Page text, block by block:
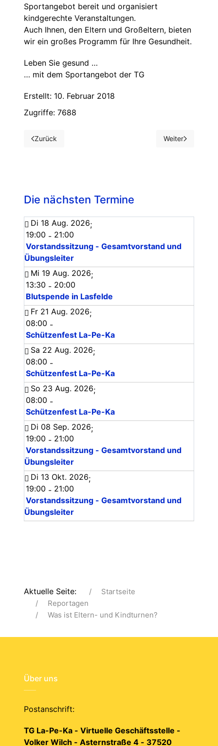
Sportangebot bereit und organisiert
kindgerechte Veranstaltungen.
Auch Ihnen, den Eltern und Großeltern, bieten
wir ein großes Programm für Ihre Gesundheit.
Leben Sie gesund …
… mit dem Sportangebot der TG
Erstellt: 10. Februar 2018
Zugriffe: 7688
Vorheriger Beitrag: Kinderfasching 2018
Zurück Nächster
Weiter
Die nächsten Termine
Di 18 Aug. 2026;
19:00 - 21:00
Vorstandssitzung - Gesamtvorstand und
Übungsleiter
Mi 19 Aug. 2026;
13:30 - 20:00
Blutspende in Lasfelde
Fr 21 Aug. 2026;
08:00 -
Schützenfest La-Pe-Ka
Sa 22 Aug. 2026;
08:00 -
Schützenfest La-Pe-Ka
So 23 Aug. 2026;
08:00 -
Schützenfest La-Pe-Ka
Di 08 Sep. 2026;
19:00 - 21:00
Vorstandssitzung - Gesamtvorstand und
Übungsleiter
Di 13 Okt. 2026;
19:00 - 21:00
Vorstandssitzung - Gesamtvorstand und
Übungsleiter
Aktuelle Seite:
Startseite
Reportagen
Was ist Eltern- und Kindturnen?
Über uns
Postanschrift:
TG La-Pe-Ka - Virtuelle Geschäftsstelle -
Volker Wilch - Asternstraße 4 - 37520